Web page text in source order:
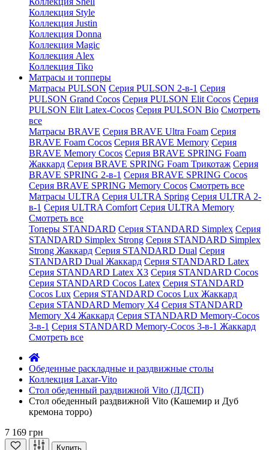
Коллекция Style
Коллекция Justin
Коллекция Donna
Коллекция Magic
Коллекция Alex
Коллекция Tiko
Матрасы и топперы
Матрасы PULSON Серия PULSON 2-в-1 Серия
PULSON Grand Cocos Серия PULSON Elit Cocos Серия
PULSON Elit Latex-Cocos Серия PULSON Bio Смотреть
все
Матрасы BRAVE Серия BRAVE Ultra Foam Серия
BRAVE Foam Cocos Серия BRAVE Memory Серия
BRAVE Memory Cocos Серия BRAVE SPRING Foam
Жаккард Серия BRAVE SPRING Foam Трикотаж Серия
BRAVE SPRING 2-в-1 Серия BRAVE SPRING Cocos
Серия BRAVE SPRING Memory Cocos Смотреть все
Матрасы ULTRA Серия ULTRA Spring Серия ULTRA 2-
в-1 Серия ULTRA Comfort Серия ULTRA Memory
Смотреть все
Топеры STANDARD Серия STANDARD Simplex Серия
STANDARD Simplex Strong Серия STANDARD Simplex
Strong Жаккард Серия STANDARD Dual Серия
STANDARD Dual Жаккард Серия STANDARD Latex
Серия STANDARD Latex X3 Серия STANDARD Cocos
Серия STANDARD Cocos Latex Серия STANDARD
Cocos Lux Серия STANDARD Cocos Lux Жаккард
Серия STANDARD Memory X4 Серия STANDARD
Memory X4 Жаккард Серия STANDARD Memory-Cocos
3-в-1 Серия STANDARD Memory-Cocos 3-в-1 Жаккард
Смотреть все
Обеденные раскладные и раздвижные столы
Коллекция Laxar-Vito
Стол обеденный раздвижной Vito (ЛДСП)
Стол обеденный раздвижной Vito (Кашемир и Дуб
кремона торро)
7 169 грн
Купить